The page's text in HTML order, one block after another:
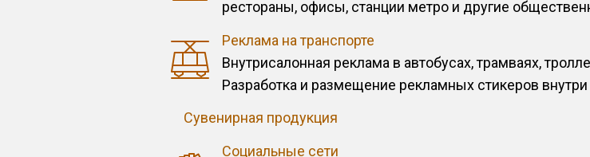
рестораны, офисы, станции метро и другие
Реклама на транспорте
Внутрисалонная реклама в автобусах, трамваях,
Разработка и размещение рекламных стикеров внутри
Сувенирная продукция
Социальные сети